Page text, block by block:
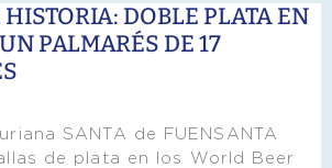
DOBLE PLATA EN
PALMARÉS DE 17
SANTA de FUENSANTA
de plata en los World Beer